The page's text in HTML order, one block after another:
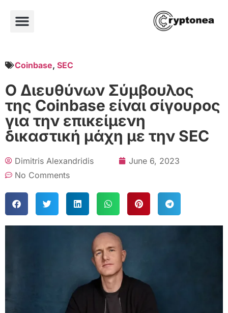
Coinbase, SEC
Ο Διευθύνων Σύμβουλος
της Coinbase είναι σίγουρος
για την επικείμενη
δικαστική μάχη με την SEC
Dimitris Alexandridis
June 6, 2023
No Comments